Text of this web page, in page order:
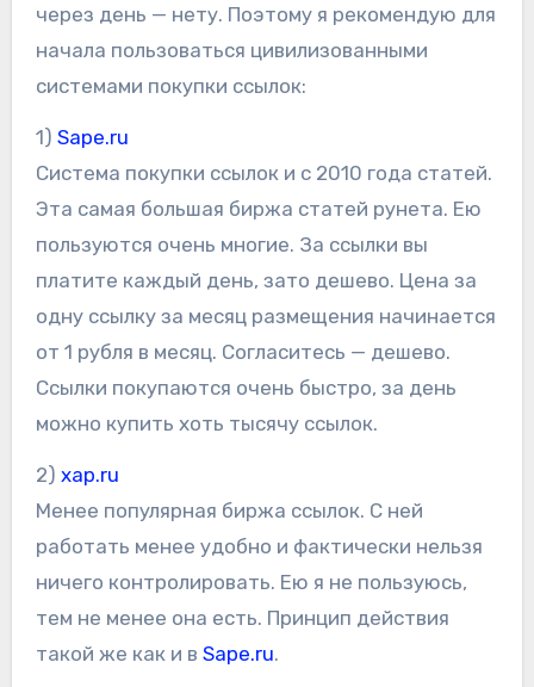
через день — нету. Поэтому я рекомендую для
начала пользоваться цивилизованными
системами покупки ссылок:
1) Sape.ru
Система покупки ссылок и с 2010 года статей.
Эта самая большая биржа статей рунета. Ею
пользуются очень многие. За ссылки вы
платите каждый день, зато дешево. Цена за
одну ссылку за месяц размещения начинается
от 1 рубля в месяц. Согласитесь — дешево.
Ссылки покупаются очень быстро, за день
можно купить хоть тысячу ссылок.
2) xap.ru
Менее популярная биржа ссылок. С ней
работать менее удобно и фактически нельзя
ничего контролировать. Ею я не пользуюсь,
тем не менее она есть. Принцип действия
такой же как и в Sape.ru.